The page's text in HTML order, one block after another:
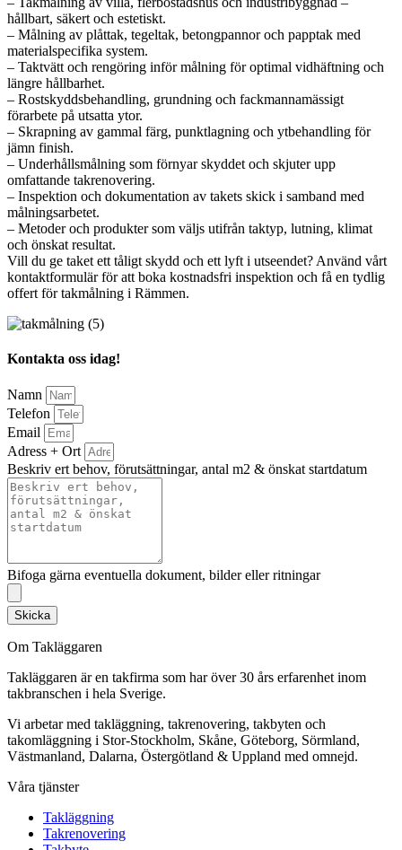
hållbart, säkert och estetiskt.
– Målning av plåttak, tegeltak, betongpannor och papptak med
materialspecifika system.
– Taktvätt och rengöring inför målning för optimal vidhäftning och
längre hållbarhet.
– Rostskyddsbehandling, grundning och fackmannamässigt
förarbete på utsatta ytor.
– Skrapning av gammal färg, punktlagning och ytbehandling för
jämn finish.
– Underhållsmålning som förnyar skyddet och skjuter upp
omfattande takrenovering.
– Inspektion och dokumentation av takets skick i samband med
målningsarbetet.
– Metoder och produkter som väljs utifrån taktyp, lutning, klimat
och önskat resultat.
Vill du ge taket ett tåligt skydd och ett lyft i utseendet? Använd vårt
kontaktformulär för att boka kostnadsfri inspektion och få en tydlig
offert för takmålning i Rämmen.
Kontakta oss idag!
Namn
Telefon
Email
Adress + Ort
Beskriv ert behov, förutsättningar, antal m2 & önskat startdatum
Bifoga gärna eventuella dokument, bilder eller ritningar
Skicka
Om Takläggaren
Takläggaren är en takfirma som har över 30 års erfarenhet inom
takbranschen i hela Sverige.
Vi arbetar med takläggning, takrenovering, takbyten och
takomläggning i Stor-Stockholm, Skåne, Göteborg, Sörmland,
Västmanland, Dalarna, Östergötland & Uppland med omnejd.
Våra tjänster
Takläggning
Takrenovering